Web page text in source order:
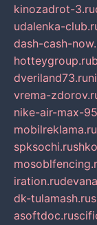
kinozadrot-3.ru
udalenka-
dash-cash-
hotteygroup.ru
dveriland73.ru
vrema-
nike-air-max-
mobilreklama.ru
spksochi.ru
iration.ru
dk-tulamash.ru
asoftdoc.ru